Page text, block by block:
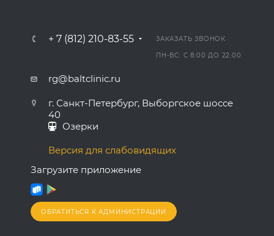
+ 7 (812) 210-83-55 ЗАКАЗАТЬ ЗВОНОК
ПН-ВС: С 8:00 ДО 22:00
rg@baltclinic.ru
г. Санкт-Петербург, Выборгское шоссе
40
Озерки
Версия для слабовидящих
Загрузите приложение
ОБРАТИТЬСЯ К АДМИНИСТРАЦИИ